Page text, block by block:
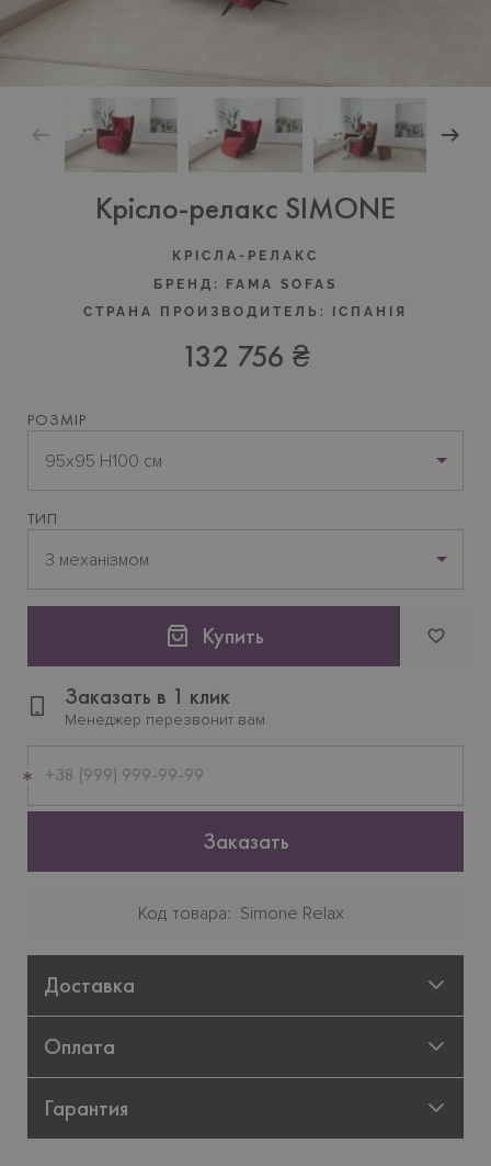
Крісло-релакс SIMONE
КРІСЛА-РЕЛАКС
БРЕНД:
FAMA SOFAS
СТРАНА ПРОИЗВОДИТЕЛЬ:
IСПАНIЯ
132 756 ₴
РОЗМІР
95x95 H100 см
ТИП
З механізмом
Купить
Заказать в 1 клик
Менеджер перезвонит вам
телефон
Заказать
Код товара Simone Relax
Доставка
Оплата
Гарантия